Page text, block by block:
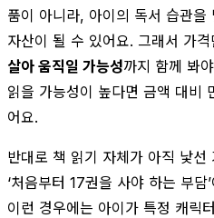
품이 아니라, 아이의 독서 습관
자산이 될 수 있어요. 그래서 가
살아 움직일 가능성까지 함께 봐
읽을 가능성이 높다면 금액 대비
어요.
반대로 책 읽기 자체가 아직 낯
‘처음부터 17권을 사야 하는 부
이런 경우에는 아이가 특정 캐릭